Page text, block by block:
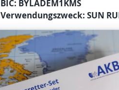
BIC: BYLADEM1KMS
Verwendungszweck: SUN